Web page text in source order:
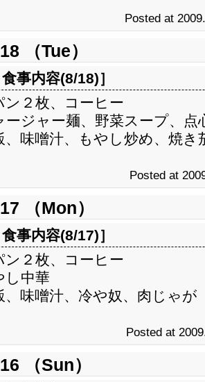
Posted at
（Tue）
食事内容(8/18)］
ン２枚、コーヒー
ージャー麺、野菜スープ、点
、味噌汁、もやし炒め、焼き
Posted at
（Mon）
食事内容(8/17)］
ン２枚、コーヒー
し中華
、味噌汁、冷や奴、肉じゃが
Posted at
（Sun）